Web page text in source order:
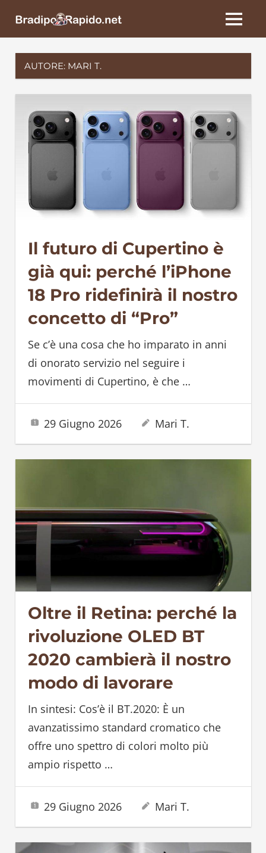
BradipoRapido.net
MENU
AUTORE: MARI T.
Il futuro di Cupertino è
già qui: perché l’iPhone
18 Pro ridefinirà il nostro
concetto di “Pro”
Se c’è una cosa che ho imparato in anni
di onorato servizio nel seguire i
movimenti di Cupertino, è che …
29 Giugno 2026 Mari T.
Oltre il Retina: perché la
rivoluzione OLED BT
2020 cambierà il nostro
modo di lavorare
In sintesi: Cos’è il BT.2020: È un
avanzatissimo standard cromatico che
offre uno spettro di colori molto più
ampio rispetto …
29 Giugno 2026 Mari T.